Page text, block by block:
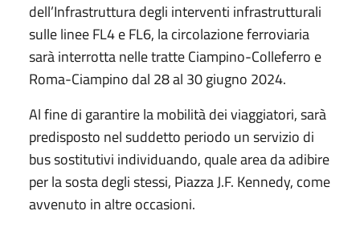
dell’Infrastruttura degli interventi infrastrutturali
sulle linee FL4 e FL6, la circolazione ferroviaria
sarà interrotta nelle tratte Ciampino-Colleferro e
Roma-Ciampino dal 28 al 30 giugno 2024.
Al fine di garantire la mobilità dei viaggiatori, sarà
predisposto nel suddetto periodo un servizio di
bus sostitutivi individuando, quale area da adibire
per la sosta degli stessi, Piazza J.F. Kennedy, come
avvenuto in altre occasioni.